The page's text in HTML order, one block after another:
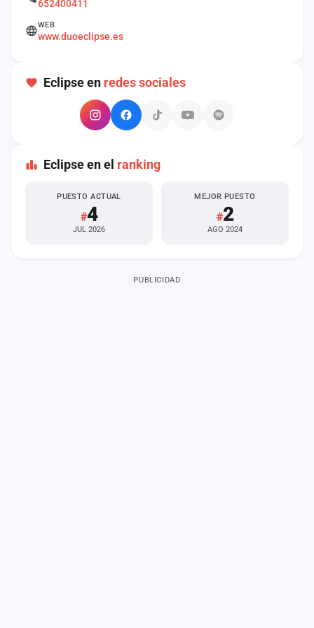
652400411
WEB
www.duoeclipse.es
Eclipse en redes sociales
Eclipse en el ranking
PUESTO ACTUAL
#4
JUL 2026
MEJOR PUESTO
#2
AGO 2024
PUBLICIDAD
cuenta
Administración